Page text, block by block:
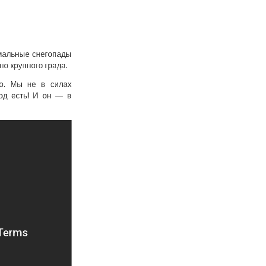
снегопады
крупного града.
Мы не в силах
есть! И он — в